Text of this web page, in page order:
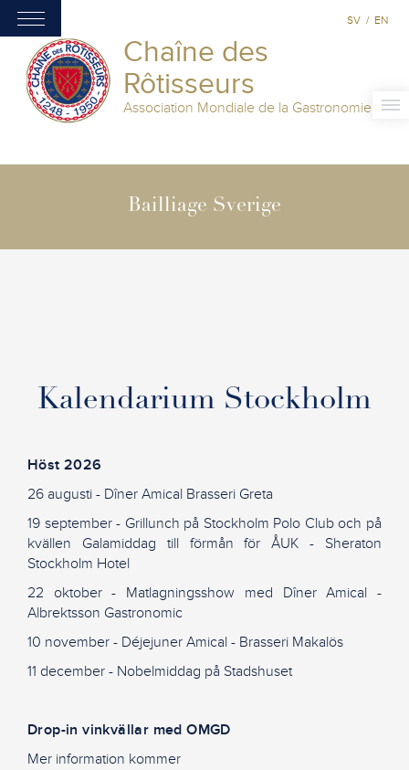
Chaîne des
Rôtisseurs
Association Mondiale de la Gastronomie
SV / EN
Bailliage Sverige
Kalendarium Stockholm
Höst 2026
26 augusti - Dîner Amical Brasseri Greta
19 september - Grillunch på Stockholm Polo Club och på
kvällen Galamiddag till förmån förÅUK - Sheraton
Stockholm Hotel
22 oktober - Matlagningsshow med DînerAmical -
Albrektsson Gastronomic
10 november - Déjejuner Amical - Brasseri Makalös
11 december - Nobelmiddag på Stadshuset
Drop-in vinkvällar med OMGD
Mer information kommer